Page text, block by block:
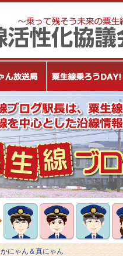
かにゃん＆真にゃん